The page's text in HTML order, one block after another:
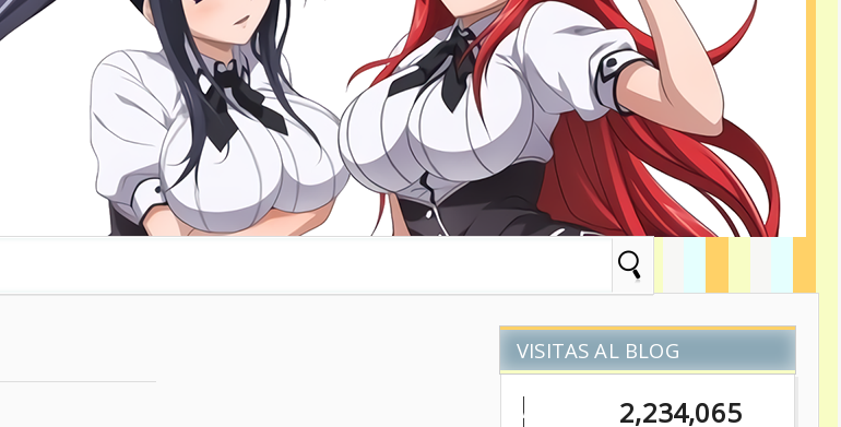
VISITAS AL BLOG
2,234,065